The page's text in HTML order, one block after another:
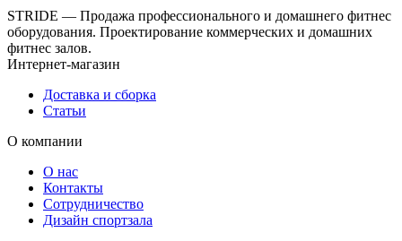
STRIDE — Продажа профессионального и домашнего фитнес
оборудования. Проектирование коммерческих и домашних
фитнес залов.
Интернет-магазин
Доставка и сборка
Статьи
О компании
О нас
Контакты
Сотрудничество
Дизайн спортзала